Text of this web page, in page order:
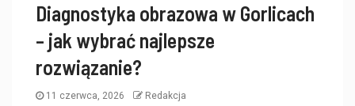
Diagnostyka obrazowa w Gorlicach
– jak wybrać najlepsze
rozwiązanie?
11 czerwca, 2026 Redakcja